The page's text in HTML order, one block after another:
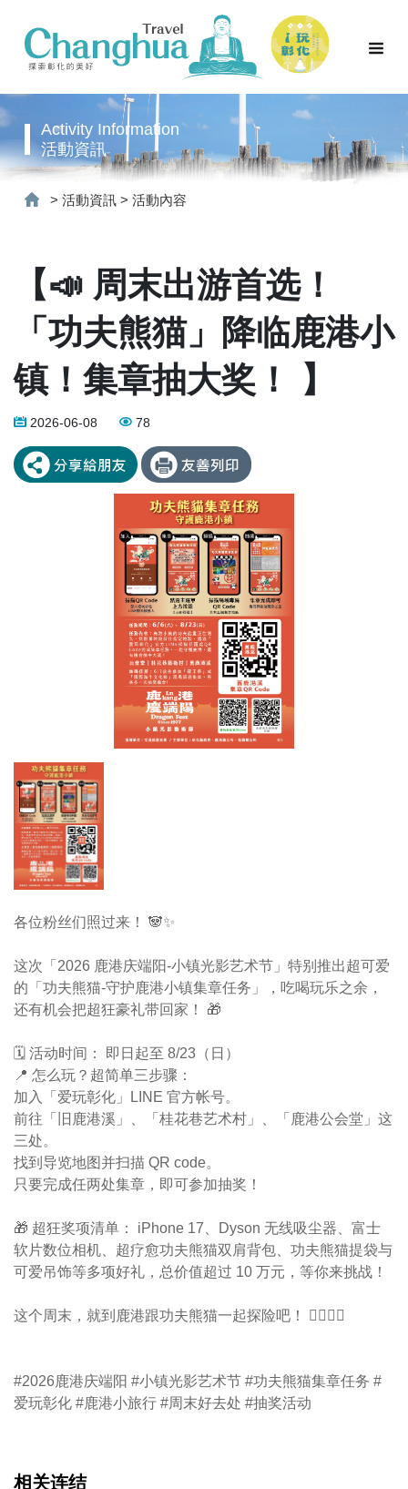
Activity Information
活動資訊
> 活動資訊 > 活動內容
【📣 周末出游首选！
「功夫熊猫」降临鹿港小
镇！集章抽大奖！ 】
2026-06-08 78
各位粉丝们照过来！ 🐼✨
这次「2026 鹿港庆端阳-小镇光影艺术节」特别推出超可爱
的「功夫熊猫-守护鹿港小镇集章任务」，吃喝玩乐之余，
还有机会把超狂豪礼带回家！ 🎁
🗓 活动时间： 即日起至 8/23（日）
📍 怎么玩？超简单三步骤：
加入「爱玩彰化」LINE 官方帐号。
前往「旧鹿港溪」、「桂花巷艺术村」、「鹿港公会堂」这
三处。
找到导览地图并扫描 QR code。
只要完成任两处集章，即可参加抽奖！
🎁 超狂奖项清单： iPhone 17、Dyson 无线吸尘器、富士
软片数位相机、超疗愈功夫熊猫双肩背包、功夫熊猫提袋与
可爱吊饰等多项好礼，总价值超过 10 万元，等你来挑战！
这个周末，就到鹿港跟功夫熊猫一起探险吧！ 🏃‍♂️🏃‍♀️
#2026鹿港庆端阳 #小镇光影艺术节 #功夫熊猫集章任务 #
爱玩彰化 #鹿港小旅行 #周末好去处 #抽奖活动
相关连结